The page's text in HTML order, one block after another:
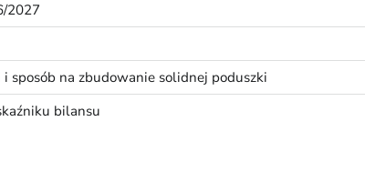
2027
sposób na zbudowanie solidnej poduszki
bilansu